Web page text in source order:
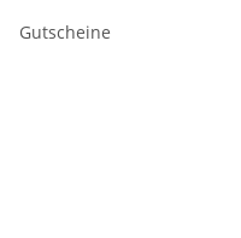
Gutscheine